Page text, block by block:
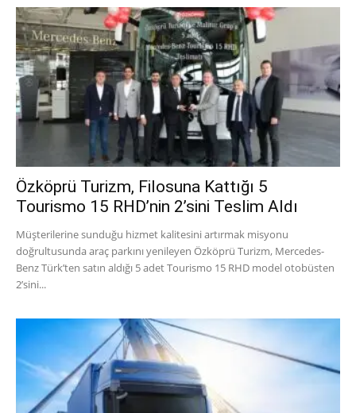
Özköprü Turizm, Filosuna Kattığı 5
Tourismo 15 RHD’nin 2’sini Teslim Aldı
Müşterilerine sunduğu hizmet kalitesini artırmak misyonu
doğrultusunda araç parkını yenileyen Özköprü Turizm, Mercedes-
Benz Türk’ten satın aldığı 5 adet Tourismo 15 RHD model otobüsten
2’sini...